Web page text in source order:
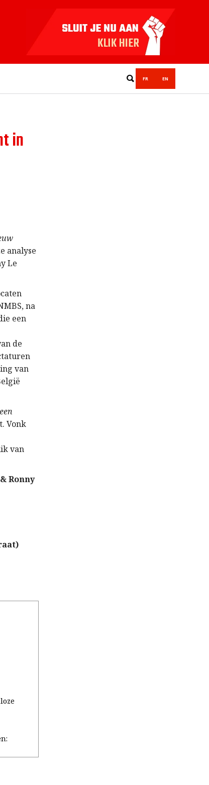
FR EN
in
analyse
Le
na
een
de
van
Vonk
van
Ronny